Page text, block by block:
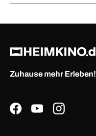
Zuhause mehr Erleben!
FacebookYouTubeInstagram